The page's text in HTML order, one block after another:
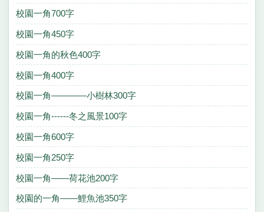
校園一角700字
校園一角450字
校園一角的秋色400字
校園一角400字
校園一角————小樹林300字
校園一角------冬之風景100字
校園一角600字
校園一角250字
校園一角——荷花池200字
校園的一角——鯉魚池350字